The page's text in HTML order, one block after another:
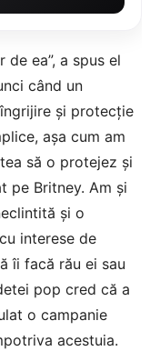
ea”, a spus el
când un
și protecție
așa cum am
să o protejez și
pe Britney. Am și
și o
interese de
îi facă rău ei sau
pop cred că a
o campanie
acestuia.